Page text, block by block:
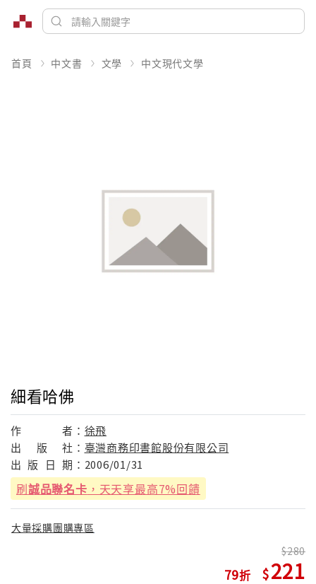
首頁 中文書 文學 中文現代文學
細看哈佛
作 者： 徐飛
出
版 社： 臺灣商務印書館股份有限公司
出 版 日 期： 2006/01/31
刷誠品聯名卡 ，天天享最高7%回饋
大量採購團購專區
79
280
221